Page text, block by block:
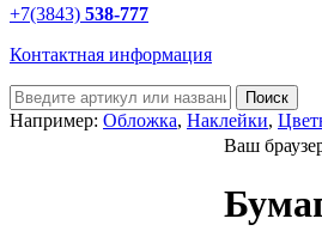
+7(3843) 538-777
Контактная информация
Например: Обложка, Наклейки,
Ваш